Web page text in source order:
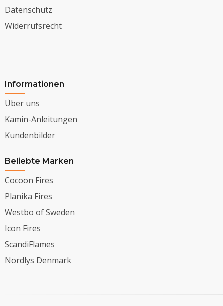
Datenschutz
Widerrufsrecht
Informationen
Über uns
Kamin-Anleitungen
Kundenbilder
Beliebte Marken
Cocoon Fires
Planika Fires
Westbo of Sweden
Icon Fires
ScandiFlames
Nordlys Denmark